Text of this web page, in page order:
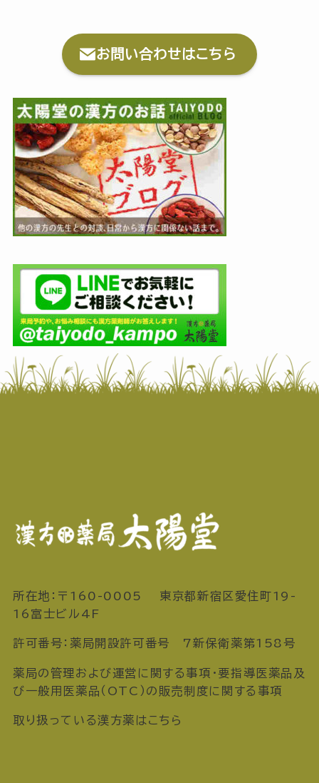
お問い合わせはこちら
所在地：〒160-0005 東京都新宿区愛住町19-
16富士ビル4F
許可番号：薬局開設許可番号 7新保衛薬第158号
薬局の管理および運営に関する事項・要指導医薬品及
び一般用医薬品（OTC）の販売制度に関する事項
取り扱っている漢方薬はこちら